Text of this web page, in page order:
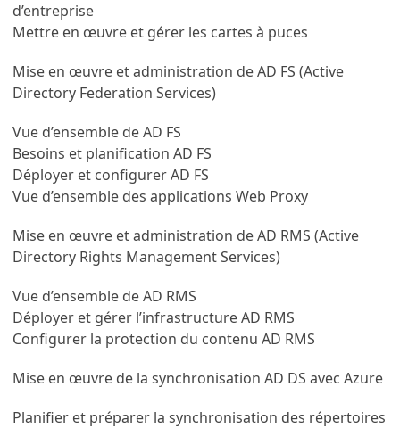
d’entreprise
Mettre en œuvre et gérer les cartes à puces
Mise en œuvre et administration de AD FS (Active
Directory Federation Services)
Vue d’ensemble de AD FS
Besoins et planification AD FS
Déployer et configurer AD FS
Vue d’ensemble des applications Web Proxy
Mise en œuvre et administration de AD RMS (Active
Directory Rights Management Services)
Vue d’ensemble de AD RMS
Déployer et gérer l’infrastructure AD RMS
Configurer la protection du contenu AD RMS
Mise en œuvre de la synchronisation AD DS avec Azure
Planifier et préparer la synchronisation des répertoires